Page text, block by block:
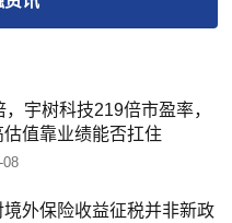
宇树科技219倍市盈率，
估值靠业绩能否扛住
08
外保险收益征税并非新政